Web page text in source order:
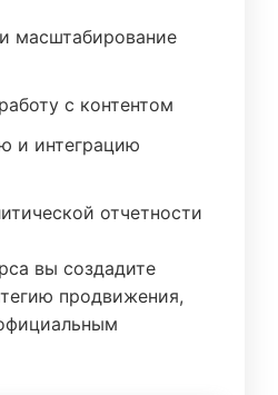
масштабирование
с контентом
и интеграцию
отчетности
вы создадите
продвижения,